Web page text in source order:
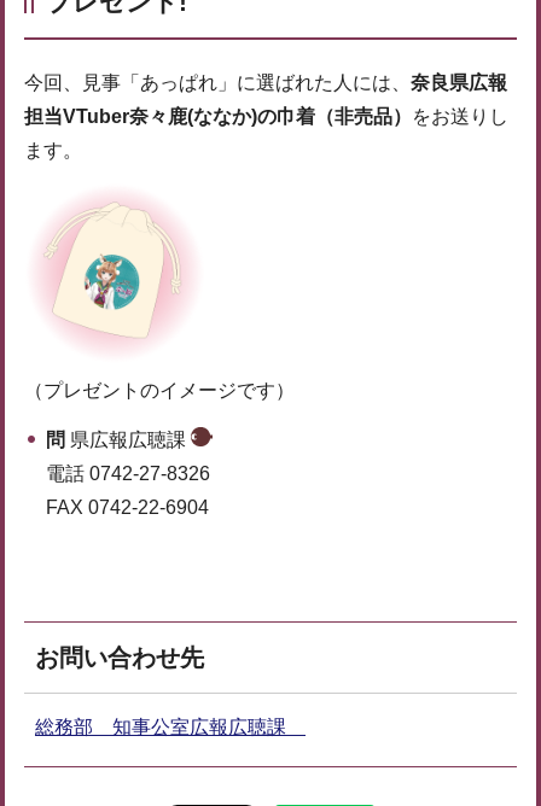
今回、見事「あっぱれ」に選ばれた人には、 奈良県広報
担当VTuber奈々鹿(ななか)の巾着（非売品）
をお送りし
ます。
（プレゼントのイメージです）
問 県広報広聴課
電話 0742-27-8326
FAX 0742-22-6904
お問い合わせ先
総務部 知事公室広報広聴課